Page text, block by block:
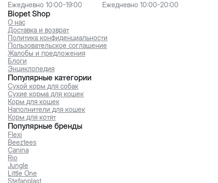
Biopet Shop
О нас
Доставка и возврат
Политика конфиденциальности
Пользовательское соглашение
Жалобы и предложения
Блоги
Энциклопедия
Ежедневно 10:00-19:00
Ежедневно 10:00-20:00
Популярные категории
Сухой корм для собак
Сухие корма для кошек
Корм для кошек
Наполнители для кошек
Корм для котят
Популярные бренды
Flexi
Beeztees
Canina
Rio
Jungle
Little One
Stefanplast